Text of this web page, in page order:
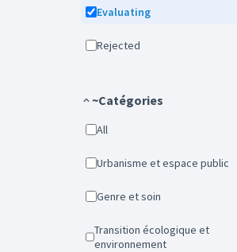
Evaluating
Rejected
~Catégories
All
Urbanisme et espace public
Genre et soin
Transition écologique et
environnement